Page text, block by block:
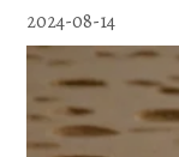
2024-08-14